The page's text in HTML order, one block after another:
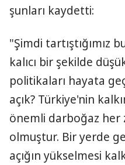
şunları kaydetti:
"Şimdi tartıştığımız
kalıcı bir şekilde
politikaları hayata
açık? Türkiye'nin
önemli darboğaz her
olmuştur. Bir yerde
açığın yükselmesi